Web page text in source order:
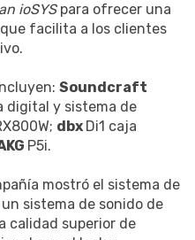
ioSYSpara ofrecer una
facilita a los clientes
Soundcraft
digital y sistema de
dbx Di1 caja
P5i.
mostró el sistema de
un sistema de sonido de
calidad superior de